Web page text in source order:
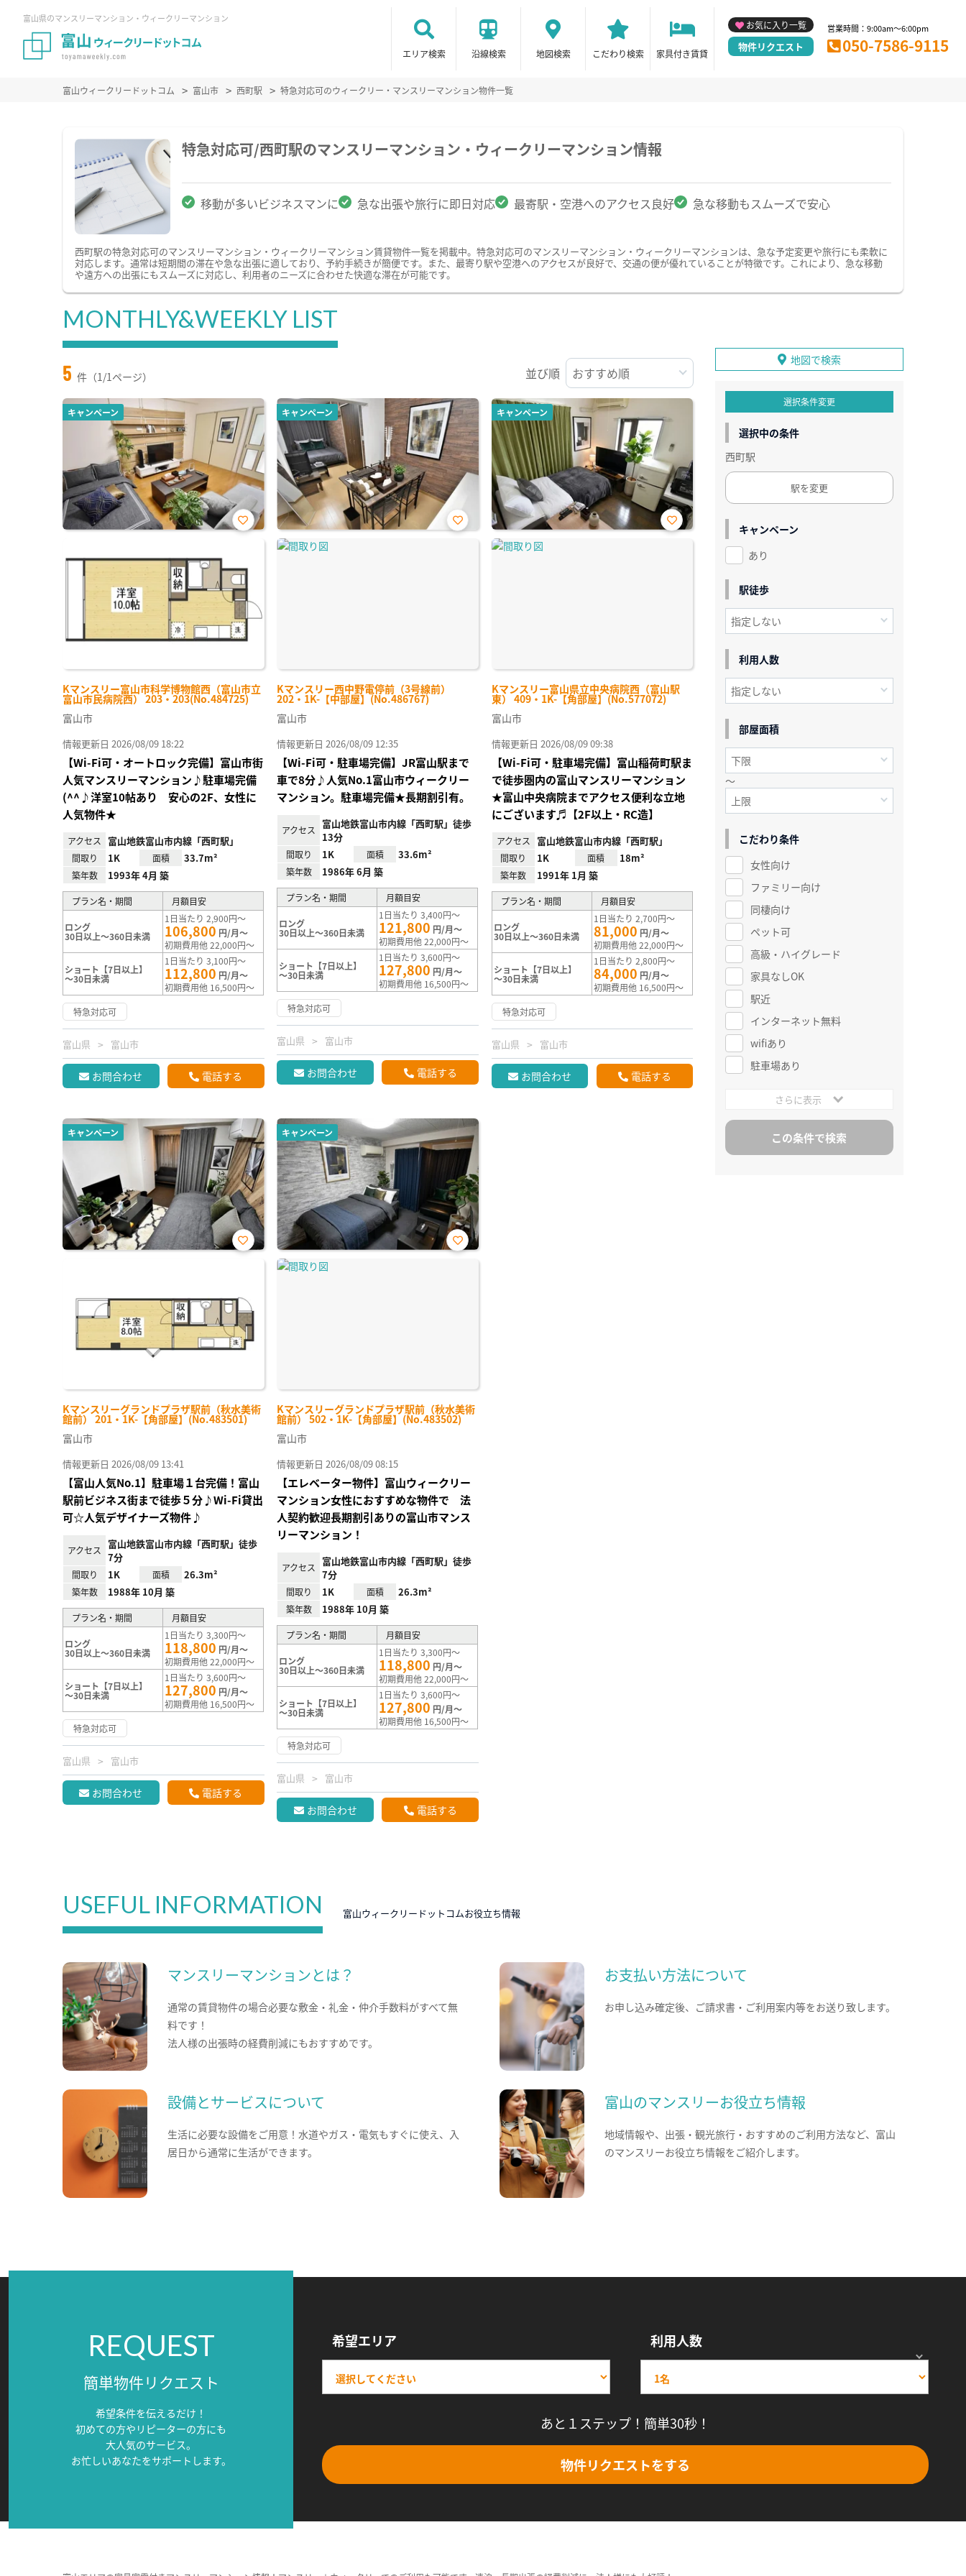
富山県のマンスリーマンション・ウィークリーマンション
エリア検索 沿線検索 地図検索 こだわり検索 家具付き賃貸
お気に入り一覧
物件リクエスト
営業時間：9:00am～6:00pm
050-7586-9115
富山ウィークリードットコム 富山市 西町駅 特急対応可のウィークリー・マンスリーマンション物件一覧
特急対応可/西町駅のマンスリーマンション・ウィークリーマンション情報
移動が多いビジネスマンに 急な出張や旅行に即日対応 最寄駅・空港へのアクセス良好 急な移動もスムーズで安心
西町駅の特急対応可のマンスリーマンション・ウィークリーマンション賃貸物件一覧を掲載中。特急対応可のマンスリーマンション・ウィークリーマンションは、急な予定変更や旅行にも柔軟に
対応します。通常は短期間の滞在や急な出張に適しており、予約手続きが簡便です。また、最寄り駅や空港へのアクセスが良好で、交通の便が優れていることが特徴です。これにより、急な移動
や遠方への出張にもスムーズに対応し、利用者のニーズに合わせた快適な滞在が可能です。
MONTHLY&WEEKLY LIST
5 件（1/1ページ） 並び順
キャンペーン
Kマンスリー富山市科学博物館西（富山市立
富山市民病院西） 203・203(No.484725)
お気
録
富山市
情報更新日 2026/08/09 18:22
【Wi-Fi可・オートロック完備】富山市街
人気マンスリーマンション♪駐車場完備
(^^♪洋室10帖あり 安心の2F、女性に
人気物件★
アクセス 富山地鉄富山市内線「西町駅」
間取り 1K 面積 33.7m²
築年数 1993年 4月 築
プラン名・期間 月額目安
ロング
30日以上～360日未満
1日当たり 2,900円～
106,800 円/月～
初期費用他 22,000円～
ショート【7日以上】
～30日未満
1日当たり 3,100円～
112,800 円/月～
初期費用他 16,500円～
特急対応可
富山県 富山市
お問合わせ 電話する
キャンペーン
Kマンスリー西中野電停前（3号線前）
202・1K-【中部屋】(No.486767)
お気
富山市
情報更新日 2026/08/09 12:35
【Wi-Fi可・駐車場完備】JR富山駅まで
車で8分♪人気No.1富山市ウィークリー
マンション。駐車場完備★長期割引有。
アクセス
富山地鉄富山市内線「西町駅」徒歩
13分
間取り 1K 面積 33.6m²
築年数 1986年 6月 築
プラン名・期間 月額目安
ロング
30日以上～360日未満
1日当たり 3,400円～
121,800 円/月～
初期費用他 22,000円～
ショート【7日以上】
～30日未満
1日当たり 3,600円～
127,800 円/月～
初期費用他 16,500円～
特急対応可
富山県 富山市
お問合わせ 電話する
キャンペーン
Kマンスリー富山県立中央病院西（富山駅
東） 409・1K-【角部屋】(No.577072)
お気
富山市
情報更新日 2026/08/09 09:38
【Wi-Fi可・駐車場完備】富山稲荷町駅ま
で徒歩圏内の富山マンスリーマンション
★富山中央病院までアクセス便利な立地
にございます♬【2F以上・RC造】
アクセス 富山地鉄富山市内線「西町駅」
間取り 1K 面積 18m²
築年数 1991年 1月 築
プラン名・期間 月額目安
ロング
30日以上～360日未満
1日当たり 2,700円～
81,000 円/月～
初期費用他 22,000円～
ショート【7日以上】
～30日未満
1日当たり 2,800円～
84,000 円/月～
初期費用他 16,500円～
特急対応可
富山県 富山市
お問合わせ 電話する
キャンペーン
Kマンスリーグランドプラザ駅前（秋水美術
館前） 201・1K-【角部屋】(No.483501)
お気
富山市
情報更新日 2026/08/09 13:41
【富山人気No.1】駐車場１台完備！富山
駅前ビジネス街まで徒歩５分♪Wi-Fi貸出
可☆人気デザイナーズ物件♪
アクセス
富山地鉄富山市内線「西町駅」徒歩
7分
間取り 1K 面積 26.3m²
築年数 1988年 10月 築
プラン名・期間 月額目安
ロング
30日以上～360日未満
1日当たり 3,300円～
118,800 円/月～
初期費用他 22,000円～
ショート【7日以上】
～30日未満
1日当たり 3,600円～
127,800 円/月～
初期費用他 16,500円～
特急対応可
富山県 富山市
お問合わせ 電話する
キャンペーン
Kマンスリーグランドプラザ駅前（秋水美術
館前） 502・1K-【角部屋】(No.483502)
お気
富山市
情報更新日 2026/08/09 08:15
【エレベーター物件】富山ウィークリー
マンション女性におすすめな物件で 法
人契約歓迎長期割引ありの富山市マンス
リーマンション！
アクセス
富山地鉄富山市内線「西町駅」徒歩
7分
間取り 1K 面積 26.3m²
築年数 1988年 10月 築
プラン名・期間 月額目安
ロング
30日以上～360日未満
1日当たり 3,300円～
118,800 円/月～
初期費用他 22,000円～
ショート【7日以上】
～30日未満
1日当たり 3,600円～
127,800 円/月～
初期費用他 16,500円～
特急対応可
富山県 富山市
お問合わせ 電話する
地図で検索
選択条件変更
選択中の条件
西町駅
駅を変更
キャンペーン
あり
駅徒歩
利用人数
部屋面積
～
こだわり条件
女性向け
ファミリー向け
同棲向け
ペット可
高級・ハイグレード
家具なしOK
駅近
インターネット無料
wifiあり
駐車場あり
さらに表示
USEFUL INFORMATION 富山ウィークリードットコムお役立ち情報
マンスリーマンションとは？
通常の賃貸物件の場合必要な敷金・礼金・仲介手数料がすべて無
料です！
法人様の出張時の経費削減にもおすすめです。
お支払い方法について
お申し込み確定後、ご請求書・ご利用案内等をお送り致します。
設備とサービスについて
生活に必要な設備をご用意！水道やガス・電気もすぐに使え、入
居日から通常に生活ができます。
富山のマンスリーお役立ち情報
地域情報や、出張・観光旅行・おすすめのご利用方法など、富山
のマンスリーお役立ち情報をご紹介します。
REQUEST
簡単物件リクエスト
希望条件を伝えるだけ！
初めての方やリピーターの方にも
大人気のサービス。
お忙しいあなたをサポートします。
希望エリア 利用人数
あと１ステップ！簡単30秒！
物件リクエストをする